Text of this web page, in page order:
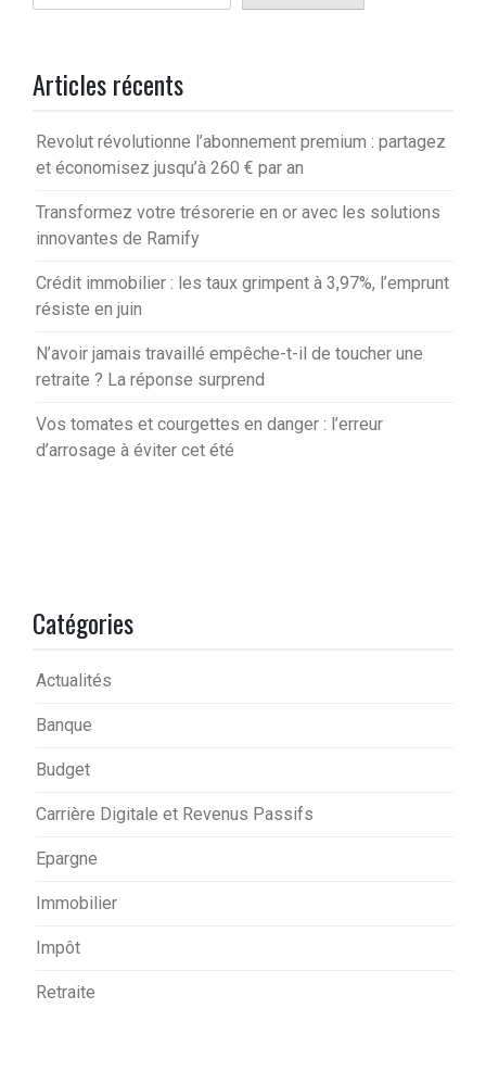
Articles récents
Revolut révolutionne l’abonnement premium : partagez
et économisez jusqu’à 260 € par an
Transformez votre trésorerie en or avec les solutions
innovantes de Ramify
Crédit immobilier : les taux grimpent à 3,97%, l’emprunt
résiste en juin
N’avoir jamais travaillé empêche-t-il de toucher une
retraite ? La réponse surprend
Vos tomates et courgettes en danger : l’erreur
d’arrosage à éviter cet été
Catégories
Actualités
Banque
Budget
Carrière Digitale et Revenus Passifs
Epargne
Immobilier
Impôt
Retraite